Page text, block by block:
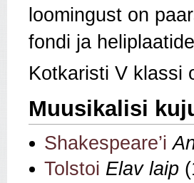
loomingust on
fondi ja
Kotkaristi V klassi
Muusikalisi
Shakespeare’i
Tolstoi Elav laip